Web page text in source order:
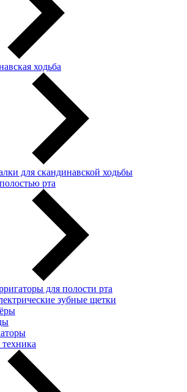
ходьба
для скандинавской ходьбы
рта
для полости рта
зубные щетки